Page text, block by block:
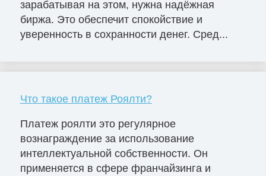
зарабатывая на этом, нужна надёжная
биржа. Это обеспечит спокойствие и
уверенность в сохранности денег. Сред...
Что такое платеж Роялти?
Платеж роялти это регулярное
вознаграждение за использование
интеллектуальной собственности. Он
применяется в сфере франчайзинга и